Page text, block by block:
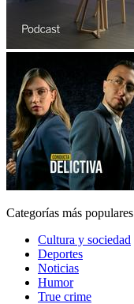
Categorías más populares
Cultura y sociedad
Deportes
Noticias
Humor
True crime